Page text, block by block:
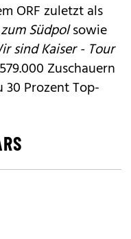
ORF zuletzt als
Südpolsowie
sind Kaiser - Tour
Zuschauern
Prozent Top-